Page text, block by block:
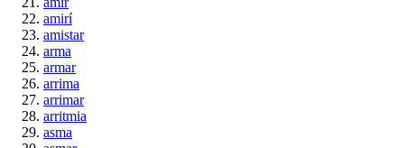
amirí
amistar
arma
armar
arrima
arrimar
arritmia
asma